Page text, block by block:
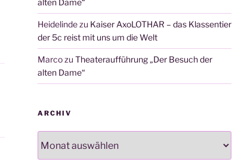
alten Dame“
Heidelindezu Kaiser AxoLOTHAR – das Klassentier
der 5c reist mit uns um die Welt
Marcozu Theateraufführung „Der Besuch der
alten Dame“
ARCHIV